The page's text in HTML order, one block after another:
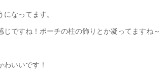
なってます。
じですね！ポーチの柱の飾りとか凝ってますね～
いいです！